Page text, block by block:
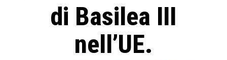
di Basilea III
nell’UE.